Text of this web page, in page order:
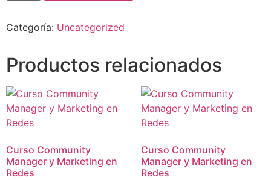
Categoría: Uncategorized
Productos relacionados
Curso Community
Manager y Marketing en
Redes
Curso Community
Manager y Marketing en
Redes